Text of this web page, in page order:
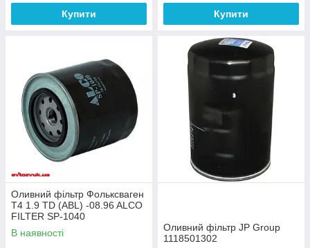
Купити Купити
Оливний фільтр Фольксваген
Т4 1.9 TD (ABL) -08.96 ALCO
FILTER SP-1040
В наявності
Оливний фільтр JP Group
1118501302